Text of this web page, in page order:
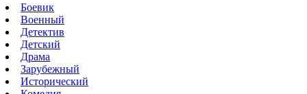
Боевик
Военный
Детектив
Детский
Драма
Зарубежный
Исторический